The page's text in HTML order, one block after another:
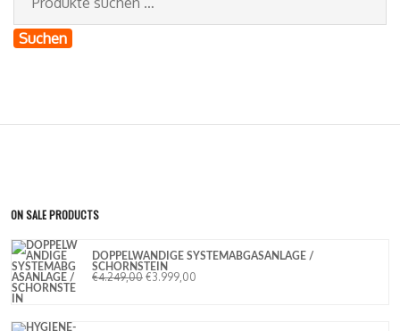
Suchen
ON SALE PRODUCTS
DOPPELWANDIGE SYSTEMABGASANLAGE /
SCHORNSTEIN
€4.249,00 €3.999,00